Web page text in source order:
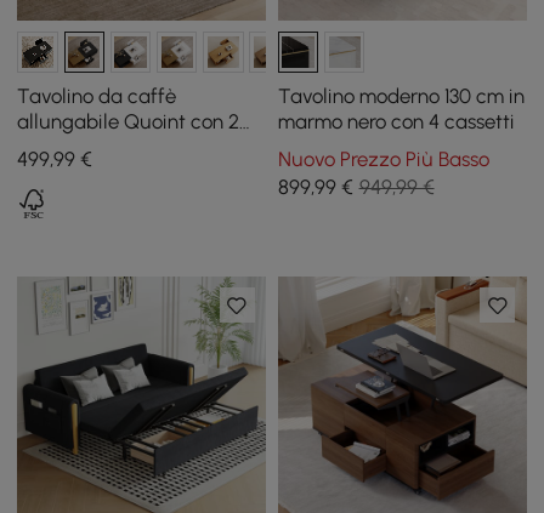
Tavolino da caffè
allungabile Quoint con 2
cassetti, 120 - 175 cm
499,99 €
Tavolino moderno 130 cm in
marmo nero con 4 cassetti
Nuovo Prezzo Più Basso
899,99€ 949,99 €